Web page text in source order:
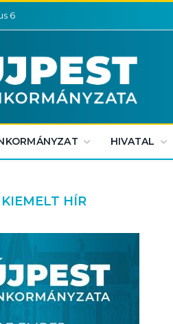
6
HIVATAL
KIEMELT HÍR